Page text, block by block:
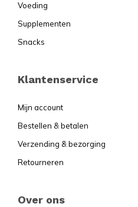
Voeding
Supplementen
Snacks
Klantenservice
Mijn account
Bestellen & betalen
Verzending & bezorging
Retourneren
Over ons